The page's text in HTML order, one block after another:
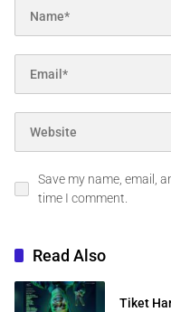
Save my name, email,
time I comment.
Read Also
Tiket